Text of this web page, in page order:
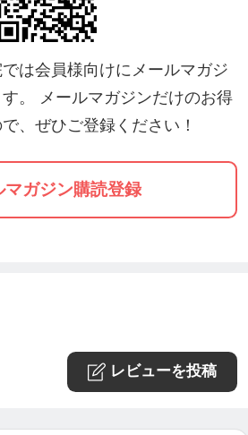
は会員様向けにメールマガジ
。 メールマガジンだけのお得
、ぜひご登録ください！
マガジン購読登録
レビューを投稿